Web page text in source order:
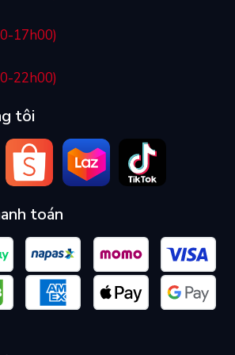
giáo được thể hiện trong tác phẩm.
17h00)
22h00)
tôi
toán